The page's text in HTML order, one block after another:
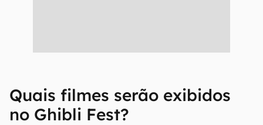
Quais filmes serão exibidos
no Ghibli Fest?